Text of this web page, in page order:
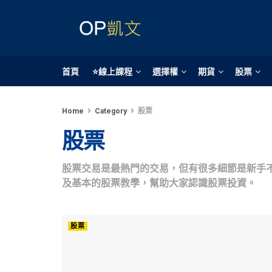
首頁 ⭐線上課程 選擇權 期貨 股票
Home Category 股票
股票
股票交易是最熱門的交易，但有很多細節是新
及基本的股票教學，幫助大家認識股票投資。
股票